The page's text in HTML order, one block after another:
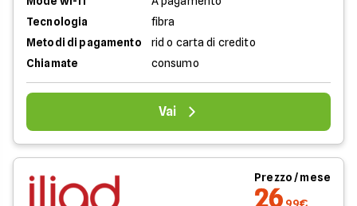
Tecnologia
fibra
Metodi di pagamento
rid o carta di credito
Chiamate
consumo
Vai
Prezzo / mese
26